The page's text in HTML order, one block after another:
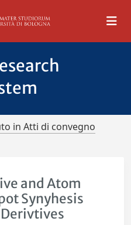
in Atti di convegno
and Atom
Synyhesis